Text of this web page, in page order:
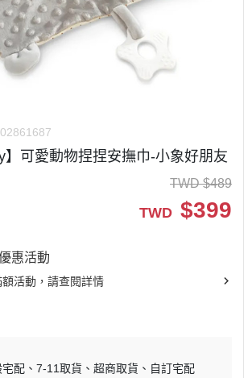
】可愛動物捏捏安撫巾-小象好朋友
TWD $489
TWD $399
惠活動
活動，請查閱詳情
宅配
7-11取貨 超商取貨 自訂宅配